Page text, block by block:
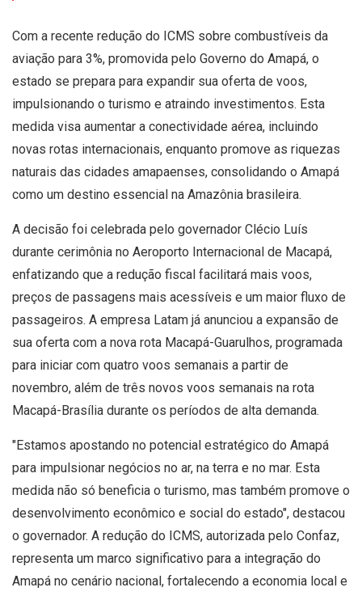
Com a recente redução do ICMS sobre combustíveis da
aviação para 3%, promovida pelo Governo do Amapá, o
estado se prepara para expandir sua oferta de voos,
impulsionando o turismo e atraindo investimentos. Esta
medida visa aumentar a conectividade aérea, incluindo
novas rotas internacionais, enquanto promove as riquezas
naturais das cidades amapaenses, consolidando o Amapá
como um destino essencial na Amazônia brasileira.
A decisão foi celebrada pelo governador Clécio Luís
durante cerimônia no Aeroporto Internacional de Macapá,
enfatizando que a redução fiscal facilitará mais voos,
preços de passagens mais acessíveis e um maior fluxo de
passageiros. A empresa Latam já anunciou a expansão de
sua oferta com a nova rota Macapá-Guarulhos, programada
para iniciar com quatro voos semanais a partir de
novembro, além de três novos voos semanais na rota
Macapá-Brasília durante os períodos de alta demanda.
"Estamos apostando no potencial estratégico do Amapá
para impulsionar negócios no ar, na terra e no mar. Esta
medida não só beneficia o turismo, mas também promove o
desenvolvimento econômico e social do estado", destacou
o governador. A redução do ICMS, autorizada pelo Confaz,
representa um marco significativo para a integração do
Amapá no cenário nacional, fortalecendo a economia local e